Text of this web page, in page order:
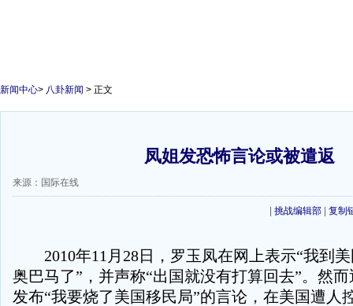
新闻中心> 八卦新闻 > 正文
凤姐发恐怖言论或被遣返
来源：国际在线
挑战编辑部 复制
2010年11月28日，罗玉凤在网上表示“我到美
奥巴马了”，并声称“出国就没有打算回去”。然
发布“我要烧了美国移民局”的言论，在美国遭人